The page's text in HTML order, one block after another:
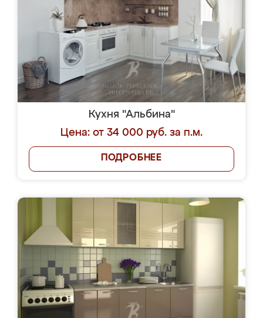
Кухня "Альбина"
Цена: от 34 000 руб. за п.м.
ПОДРОБНЕЕ